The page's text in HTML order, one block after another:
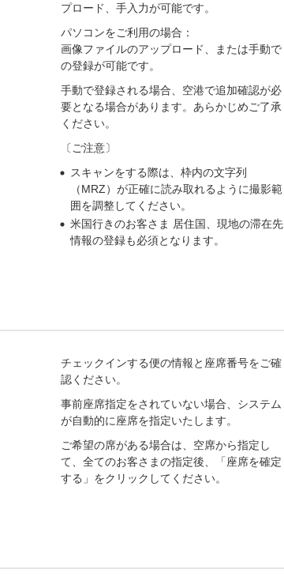
プロード、手入力が可能です。
パソコンをご利用の場合：
画像ファイルのアップロード、または手動で
の登録が可能です。
手動で登録される場合、空港で追加確認が必
要となる場合があります。あらかじめご了承
ください。
〔ご注意〕
スキャンをする際は、枠内の文字列
（MRZ）が正確に読み取れるように撮影範
囲を調整してください。
米国行きのお客さま 居住国、現地の滞在先
情報の登録も必須となります。
チェックインする便の情報と座席番号をご確
認ください。
事前座席指定をされていない場合、システム
が自動的に座席を指定いたします。
ご希望の席がある場合は、空席から指定し
て、全てのお客さまの指定後、「座席を確定
する」をクリックしてください。